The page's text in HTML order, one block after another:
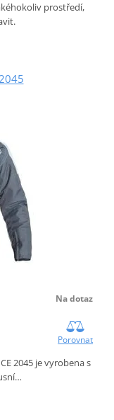
prostředí,
Na dotaz
Porovnat
2045 je vyrobena s